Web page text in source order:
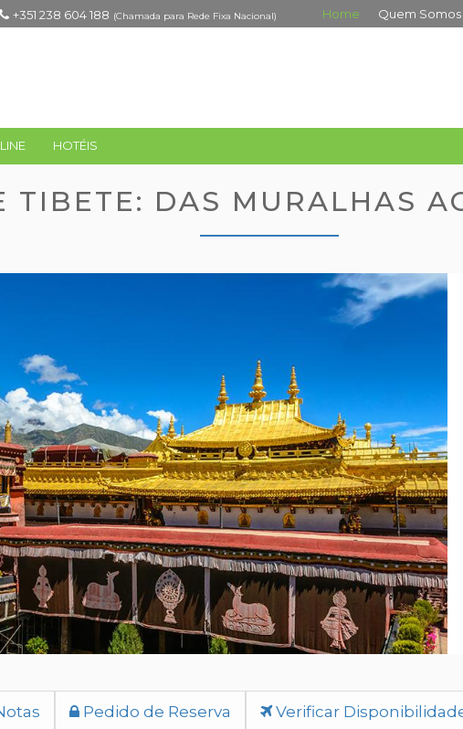
+351 238 604 188 (Chamada para Rede Fixa Nacional) Home Quem Somos
HOTÉIS
TIBETE: DAS MURALHAS
Pedido de Reserva Verificar